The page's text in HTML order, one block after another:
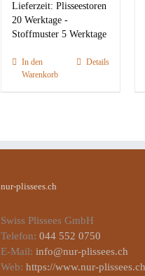
Lieferzeit: Plisseestoren
20 Werktage -
Stoffmuster 5 Werktage
In den
Warenkorb
Details
nur-plissees.ch
Swiss Plissees GmbH
Telefon: 044 552 0750
E-Mail: info@nur-plissees.ch
Web: https://www.nur-plissees.ch